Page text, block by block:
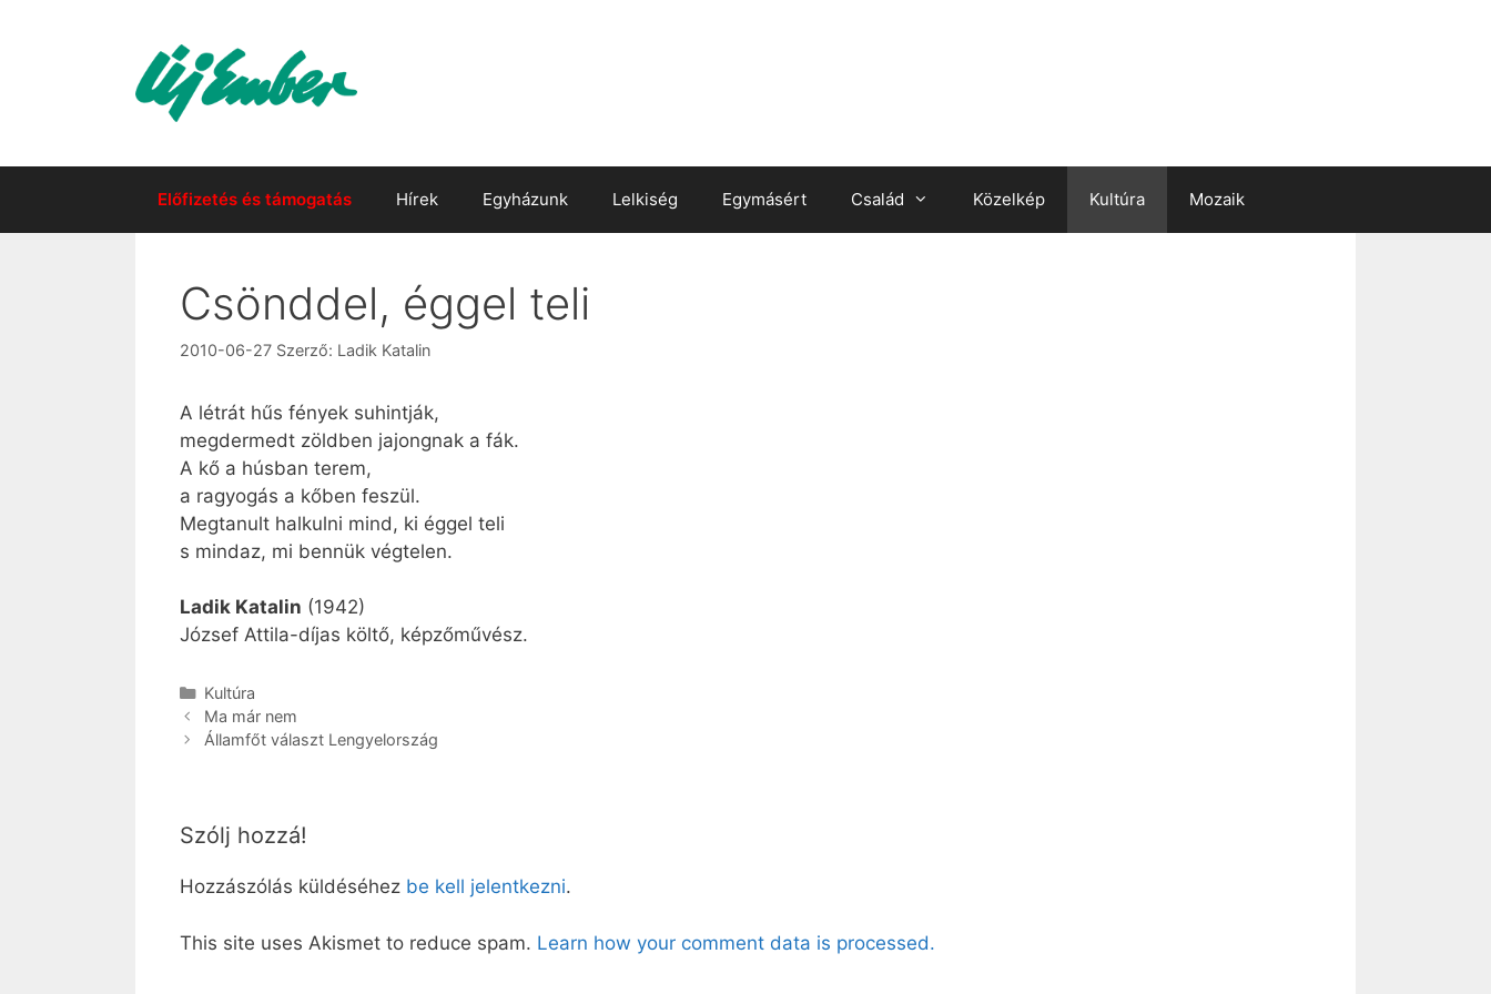
Előfizetés és támogatás Hírek Egyházunk Lelkiség Egymásért Család Közelkép Kultúra Mozaik
Csönddel, éggel teli
2010-06-27 Szerző: Ladik Katalin
A létrát hűs fények suhintják,
megdermedt zöldben jajongnak a fák.
A kő a húsban terem,
a ragyogás a kőben feszül.
Megtanult halkulni mind, ki éggel teli
s mindaz, mi bennük végtelen.
Ladik Katalin (1942)
József Attila-díjas költő, képzőművész.
Kategória
Kultúra
Ma már nem
Államfőt választ Lengyelország
Szólj hozzá!
Hozzászólás küldéséhez be kell jelentkezni.
This site uses Akismet to reduce spam. Learn how your comment data is processed.